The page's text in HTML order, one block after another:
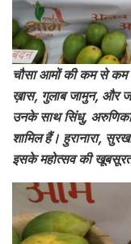
चौसा आमों की कम से कम
ख़ास, गुलाब जामुन, और
उनके साथ सिंधु,
शामिल हैं। हुरानारा,
इसके महोत्सव की